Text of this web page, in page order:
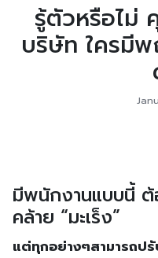
รู้ตัวหรือไม่
บริษัท ใครมี
มีพนักงานแบบนี้ ต้
คล้าย “มะเร็ง”
แต่ทุกอย่างๆสามารถปรั